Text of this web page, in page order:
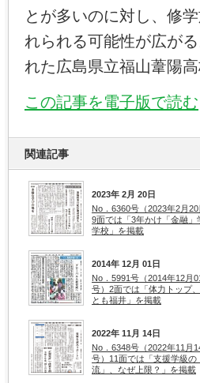
とが多いのに対し、修
れられる可能性が広が
れた広島県立福山葦陽
この記事を電子版で読む
関連記事
2023年 2月 20日
No．6360号（2023年2月20
9面では「3年かけ「金融」
学校」を掲載
2014年 12月 01日
No．5991号（2014年12月
号）2面では「体力トップ
とも福井」を掲載
2022年 11月 14日
No．6348号（2022年11月
号）11面では「支援学級の
流」、なぜ上限？」を掲載